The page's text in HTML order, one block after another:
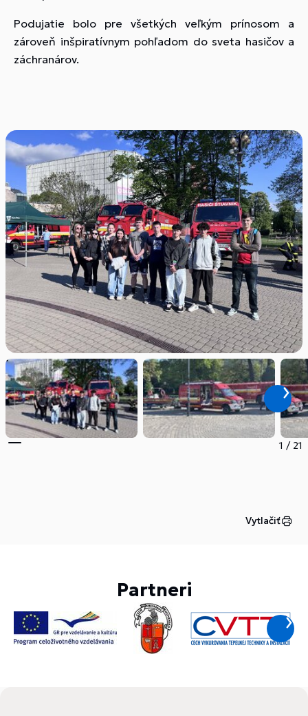
Podujatie bolo pre všetkých veľkým prínosom a
zároveň inšpiratívnym pohľadom do sveta hasičov a
záchranárov.
1 / 21
Vytlačiť
Partneri